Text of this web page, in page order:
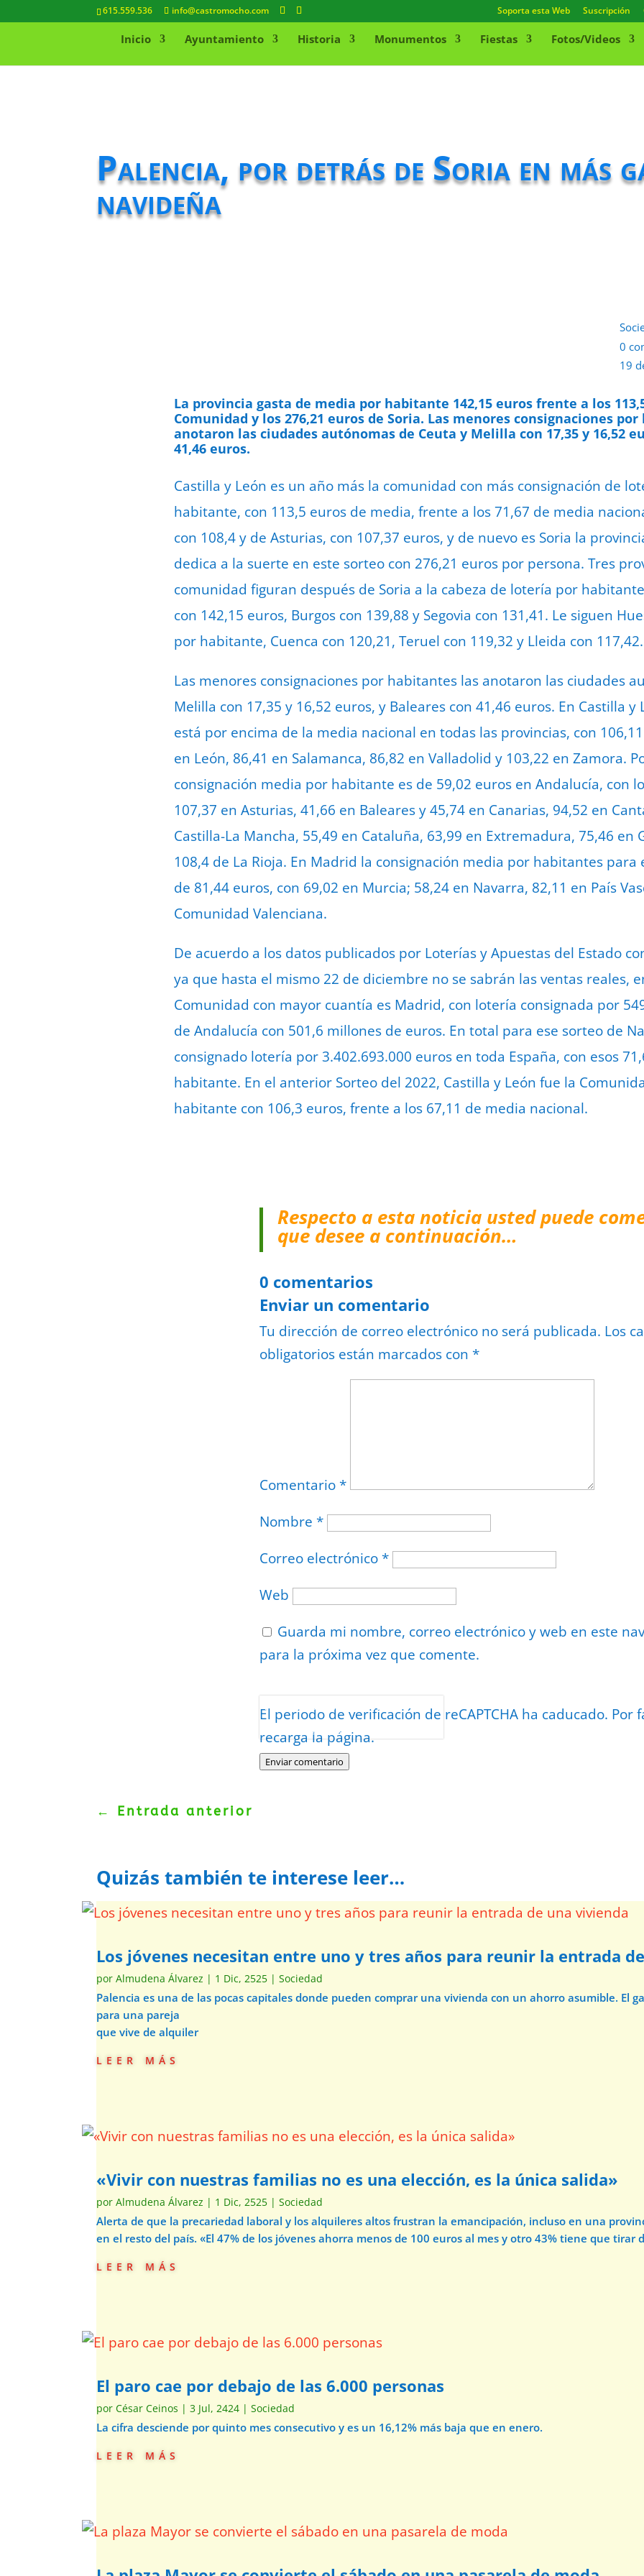
615.559.536 info@castromocho.com Soporta esta Web Suscripción
Inicio Ayuntamiento Historia Monumentos Fiestas Fotos/Videos
Palencia, por detrás de Soria en más
navideña
0
19
La provincia gasta de media por habitante 142,15 euros frente a los
Comunidad y los 276,21 euros de Soria. Las menores consignaciones
anotaron las ciudades autónomas de Ceuta y Melilla con 17,35 y 16,52
41,46 euros.
Castilla y León es un año más la comunidad con más consignación de
habitante, con 113,5 euros de media, frente a los 71,67 de media
con 108,4 y de Asturias, con 107,37 euros, y de nuevo es Soria la
dedica a la suerte en este sorteo con 276,21 euros por persona. Tres
comunidad figuran después de Soria a la cabeza de lotería por
con 142,15 euros, Burgos con 139,88 y Segovia con 131,41. Le siguen
por habitante, Cuenca con 120,21, Teruel con 119,32 y Lleida con 117,42.
Las menores consignaciones por habitantes las anotaron las ciudades
Melilla con 17,35 y 16,52 euros, y Baleares con 41,46 euros. En Castilla y
está por encima de la media nacional en todas las provincias, con
en León, 86,41 en Salamanca, 86,82 en Valladolid y 103,22 en Zamora.
consignación media por habitante es de 59,02 euros en Andalucía, con
107,37 en Asturias, 41,66 en Baleares y 45,74 en Canarias, 94,52 en
Castilla-La Mancha, 55,49 en Cataluña, 63,99 en Extremadura, 75,46 en
108,4 de La Rioja. En Madrid la consignación media por habitantes para
de 81,44 euros, con 69,02 en Murcia; 58,24 en Navarra, 82,11 en País
Comunidad Valenciana.
De acuerdo a los datos publicados por Loterías y Apuestas del Estado
ya que hasta el mismo 22 de diciembre no se sabrán las ventas reales,
Comunidad con mayor cuantía es Madrid, con lotería consignada por
de Andalucía con 501,6 millones de euros. En total para ese sorteo de
consignado lotería por 3.402.693.000 euros en toda España, con esos
habitante. En el anterior Sorteo del 2022, Castilla y León fue la
habitante con 106,3 euros, frente a los 67,11 de media nacional.
Respecto a esta noticia usted puede
que desee a continuación…
0 comentarios
Enviar un comentario
Tu dirección de correo electrónico no será publicada. Los
obligatorios están marcados con *
Comentario *
Nombre *
Correo electrónico *
Web
Guarda mi nombre, correo electrónico y web en este
para la próxima vez que comente.
El periodo de verificación de reCAPTCHA ha caducado. Por
recarga la página.
Enviar comentario
Protegidos por reCAPTCHA
Términos
← Entrada anterior
Quizás también te interese leer…
Los jóvenes necesitan entre uno y tres años para reunir la entrada
porAlmudena Álvarez | 1 Dic, 2525 |Sociedad
Palencia es una de las pocas capitales donde pueden comprar una vivienda con un ahorro asumible. El
para una pareja
que vive de alquiler
leer más
«Vivir con nuestras familias no es una elección, es la única salida»
porAlmudena Álvarez | 1 Dic, 2525 |Sociedad
Alerta de que la precariedad laboral y los alquileres altos frustran la emancipación, incluso en una
en el resto del país. «El 47% de los jóvenes ahorra menos de 100 euros al mes y otro 43% tiene que tirar
leer más
El paro cae por debajo de las 6.000 personas
porCésar Ceinos |3 Jul, 2424 |Sociedad
La cifra desciende por quinto mes consecutivo y es un 16,12% más baja que en enero.
leer más